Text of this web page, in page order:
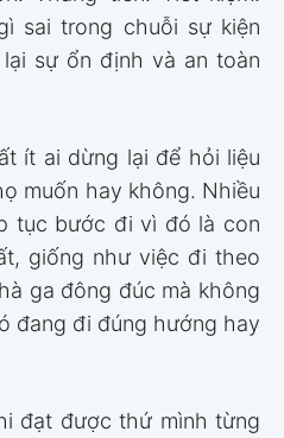
sai trong chuỗi sự kiện
sự ổn định và an toàn
ít ai dừng lại để hỏi liệu
muốn hay không. Nhiều
tục bước đi vì đó là con
giống như việc đi theo
ga đông đúc mà không
đang đi đúng hướng hay
đạt được thứ mình từng